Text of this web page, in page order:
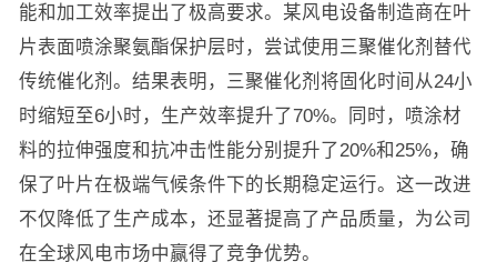
能和加工效率提出了极高要求。某风电设备制造商在叶
片表面喷涂聚氨酯保护层时，尝试使用三聚催化剂替代
传统催化剂。结果表明，三聚催化剂将固化时间从24小
时缩短至6小时，生产效率提升了70%。同时，喷涂材
料的拉伸强度和抗冲击性能分别提升了20%和25%，确
保了叶片在极端气候条件下的长期稳定运行。这一改进
不仅降低了生产成本，还显著提高了产品质量，为公司
在全球风电市场中赢得了竞争优势。